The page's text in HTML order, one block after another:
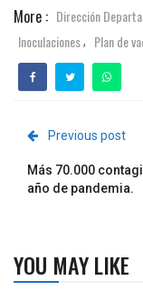
More : Dirección
Inoculaciones, Plan de
Previous post
Más 70.000
año de pandemia.
YOU MAY LIKE